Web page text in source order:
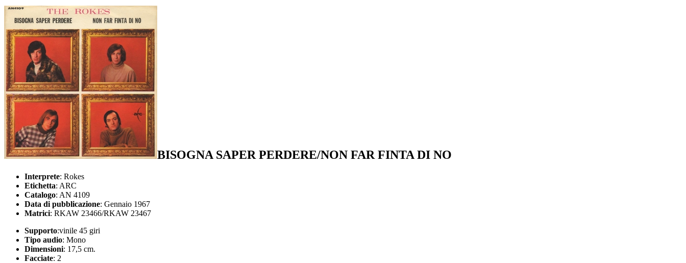
BISOGNA SAPER PERDERE/NON FAR FINTA DI NO
Interprete: Rokes
Etichetta: ARC
Catalogo: AN 4109
Data di pubblicazione: Gennaio 1967
Matrici: RKAW 23466/RKAW 23467
Supporto:vinile 45 giri
Tipo audio: Mono
Dimensioni: 17,5 cm.
Facciate: 2